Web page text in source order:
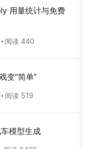
用量统计与免费
阅读 440
变“简单”
阅读 519
模型生成